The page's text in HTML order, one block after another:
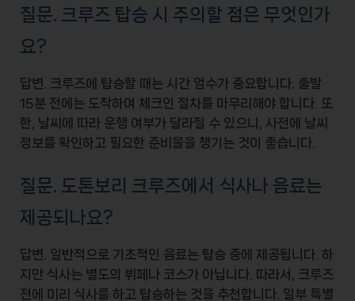
질문. 크루즈 탑승 시 주의할 점은 무엇인가
요?
답변. 크루즈에 탑승할 때는 시간 엄수가 중요합니다. 출발
15분 전에는 도착하여 체크인 절차를 마무리해야 합니다. 또
한, 날씨에 따라 운행 여부가 달라질 수 있으니, 사전에 날씨
정보를 확인하고 필요한 준비물을 챙기는 것이 좋습니다.
질문. 도톤보리 크루즈에서 식사나 음료는
제공되나요?
답변. 일반적으로 기초적인 음료는 탑승 중에 제공됩니다. 하
지만 식사는 별도의 뷔페 나 코스가 아닙니다. 따라서, 크루즈
전에 미리 식사를 하고 탑승하는 것을 추천합니다. 일부 특별